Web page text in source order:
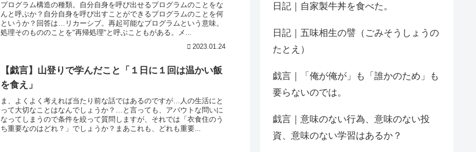
プログラム構造の種類。自分自身を呼び出せるプログラムのことをな
んと呼ぶか？自分自身を呼び出すことができるプログラムのことを何
というか？回答は…リカーシブ。再起可能なプログラムという意味。
処理そのもののことを"再帰処理"と呼ぶこともがある。メ...
2023.01.24
【戯言】山登りで学んだこと「１日に１回は温かい飯
を食え」
ま、よくよく考えれば当たり前な話ではあるのですが…人の生活にと
って大切なことはなんでしょうか？…と言っても、アバウトな問いに
なってしまうので条件を絞って質問しますが、それでは「衣食住のう
ち重要なのはどれ？」でしょうか？まあこれも、どれも重要...
日記｜自家製牛丼を食べた。
日記｜五味相生の譬（ごみそうしょうの
たとえ）
戯言｜「俺が俺が」も「誰かのため」も
要らないのでは。
戯言｜意味のない行為、意味のない投
資、意味のない学習はあるか？